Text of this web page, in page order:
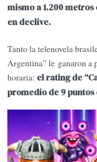
mismo a 1.200
en declive.
Tanto la telenovela
Argentina” le ganaron a
horaria: el rating de
promedio de 9